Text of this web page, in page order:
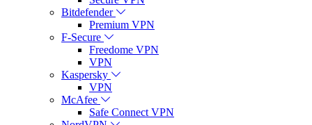
Bitdefender
Premium VPN
F-Secure
Freedome VPN
VPN
Kaspersky
VPN
McAfee
Safe Connect VPN